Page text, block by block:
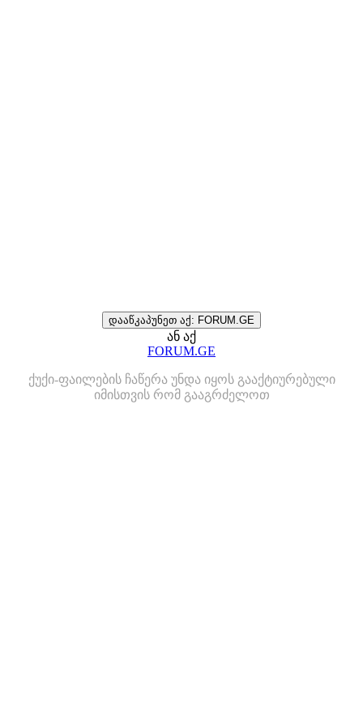
დააწკაპუნეთ აქ: FORUM.GE
ან აქ
FORUM.GE
ქუქი-ფაილების ჩაწერა უნდა იყოს გააქტიურებული
იმისთვის რომ გააგრძელოთ